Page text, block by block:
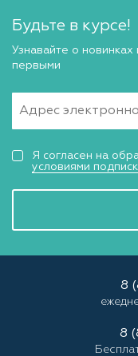
Будьте в курсе!
Узнавайте о
первыми
Я согласен на
условиями
8
8